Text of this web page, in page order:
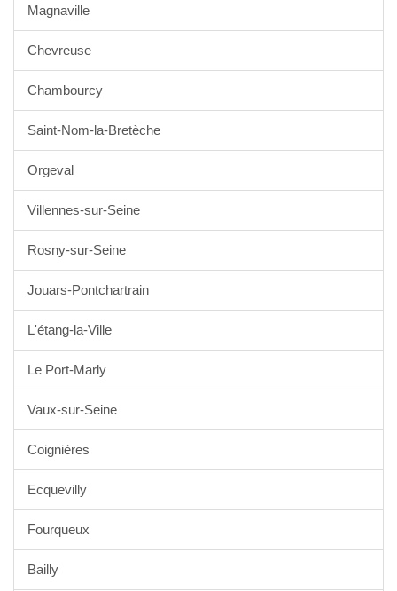
Magnaville
Chevreuse
Chambourcy
Saint-Nom-la-Bretèche
Orgeval
Villennes-sur-Seine
Rosny-sur-Seine
Jouars-Pontchartrain
L'étang-la-Ville
Le Port-Marly
Vaux-sur-Seine
Coignières
Ecquevilly
Fourqueux
Bailly